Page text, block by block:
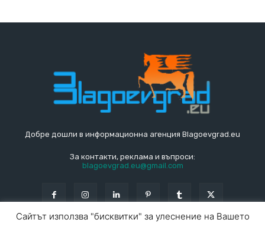
Добре дошли в информационна агенция Blagoevgrad.eu
За контакти, реклама и въпроси:
blagoevgrad.eu@gmail.com
Сайтът използва "бисквитки" за улеснение на Вашето